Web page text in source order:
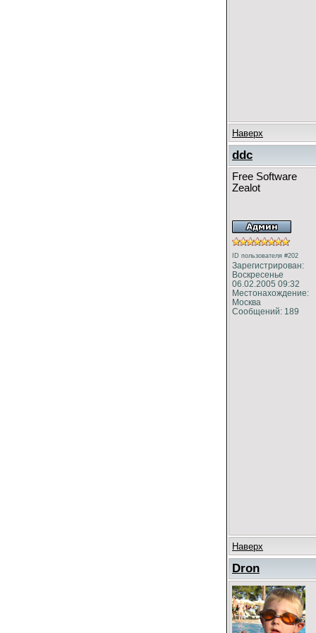
Наверх
ddc
Free Software
Zealot
ID пользователя #202
Зарегистрирован:
Воскресенье
06.02.2005 09:32
Местонахождение:
Москва
Сообщений: 189
Наверх
Dron